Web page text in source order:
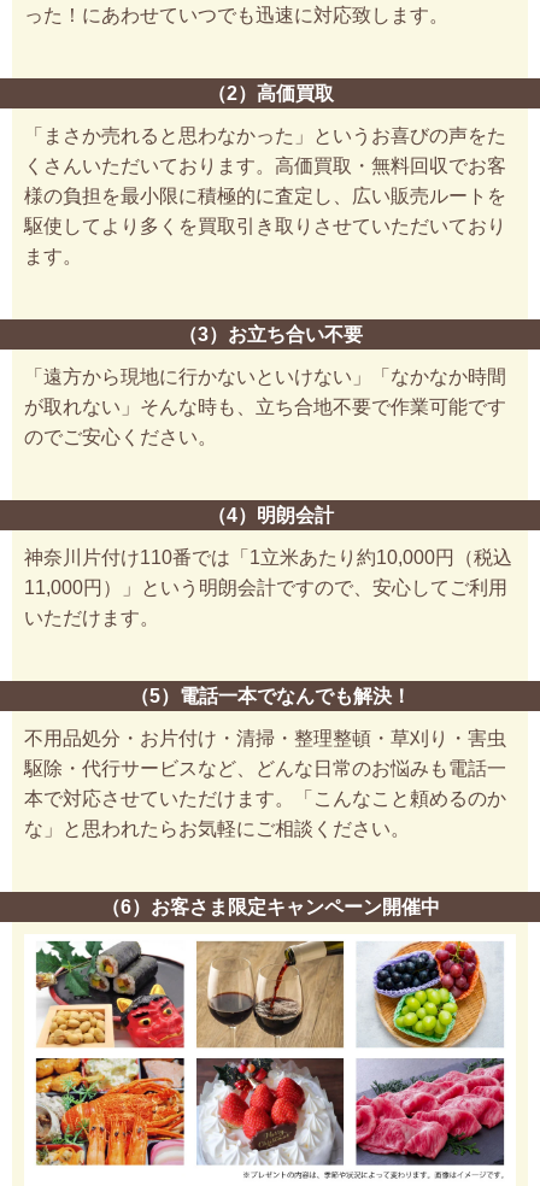
った！にあわせていつでも迅速に対応致します。
（2）高価買取
「まさか売れると思わなかった」というお喜びの声をた
くさんいただいております。高価買取・無料回収でお客
様の負担を最小限に積極的に査定し、広い販売ルートを
駆使してより多くを買取引き取りさせていただいており
ます。
（3）お立ち合い不要
「遠方から現地に行かないといけない」「なかなか時間
が取れない」そんな時も、立ち合地不要で作業可能です
のでご安心ください。
（4）明朗会計
神奈川片付け110番では「1立米あたり約10,000円（税込
11,000円）」という明朗会計ですので、安心してご利用
いただけます。
（5）電話一本でなんでも解決！
不用品処分・お片付け・清掃・整理整頓・草刈り・害虫
駆除・代行サービスなど、どんな日常のお悩みも電話一
本で対応させていただけます。「こんなこと頼めるのか
な」と思われたらお気軽にご相談ください。
（6）お客さま限定キャンペーン開催中